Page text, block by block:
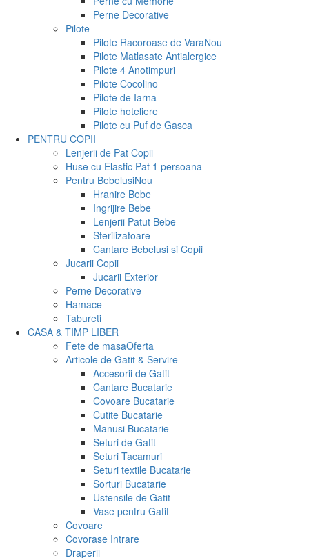
Perne Decorative
Pilote
Pilote Racoroase de VaraNou
Pilote Matlasate Antialergice
Pilote 4 Anotimpuri
Pilote Cocolino
Pilote de Iarna
Pilote hoteliere
Pilote cu Puf de Gasca
PENTRU COPII
Lenjerii de Pat Copii
Huse cu Elastic Pat 1 persoana
Pentru BebelusiNou
Hranire Bebe
Ingrijire Bebe
Lenjerii Patut Bebe
Sterilizatoare
Cantare Bebelusi si Copii
Jucarii Copii
Jucarii Exterior
Perne Decorative
Hamace
Tabureti
CASA & TIMP LIBER
Fete de masaOferta
Articole de Gatit & Servire
Accesorii de Gatit
Cantare Bucatarie
Covoare Bucatarie
Cutite Bucatarie
Manusi Bucatarie
Seturi de Gatit
Seturi Tacamuri
Seturi textile Bucatarie
Sorturi Bucatarie
Ustensile de Gatit
Vase pentru Gatit
Covoare
Covorase Intrare
Draperii